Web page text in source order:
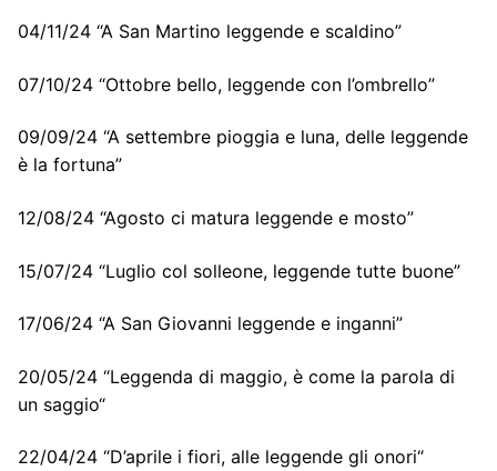
04/11/24 “A San Martino leggende e scaldino”
07/10/24 “Ottobre bello, leggende con l’ombrello”
09/09/24 “A settembre pioggia e luna, delle leggende
è la fortuna”
12/08/24 “Agosto ci matura leggende e mosto”
15/07/24 “Luglio col solleone, leggende tutte buone”
17/06/24 “A San Giovanni leggende e inganni”
20/05/24 “Leggenda di maggio, è come la parola di
un saggio“
22/04/24 “D’aprile i fiori, alle leggende gli onori“